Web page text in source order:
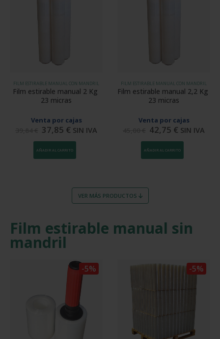
FILM ESTIRABLE MANUAL CON MANDRIL
Film estirable manual 2 Kg
23 micras
Venta por cajas
37,85 € SIN IVA
AÑADIR AL CARRITO
FILM ESTIRABLE MANUAL CON MANDRIL
Film estirable manual 2,2 Kg
23 micras
Venta por cajas
42,75 € SIN IVA
AÑADIR AL CARRITO
VER MÁS PRODUCTOS
Film estirable manual sin
mandril
-5% -5%